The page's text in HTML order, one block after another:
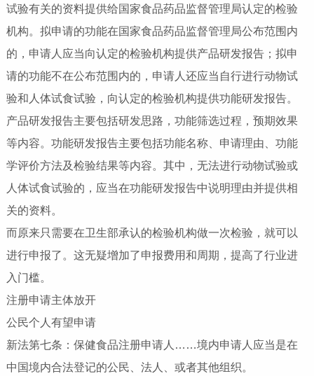
试验有关的资料提供给国家食品药品监督管理局认定的检验
机构。拟申请的功能在国家食品药品监督管理局公布范围内
的，申请人应当向认定的检验机构提供产品研发报告；拟申
请的功能不在公布范围内的，申请人还应当自行进行动物试
验和人体试食试验，向认定的检验机构提供功能研发报告。
产品研发报告主要包括研发思路，功能筛选过程，预期效果
等内容。功能研发报告主要包括功能名称、申请理由、功能
学评价方法及检验结果等内容。其中，无法进行动物试验或
人体试食试验的，应当在功能研发报告中说明理由并提供相
关的资料。
而原来只需要在卫生部承认的检验机构做一次检验，就可以
进行申报了。这无疑增加了申报费用和周期，提高了行业进
入门槛。
注册申请主体放开
公民个人有望申请
新法第七条：保健食品注册申请人……境内申请人应当是在
中国境内合法登记的公民、法人、或者其他组织。